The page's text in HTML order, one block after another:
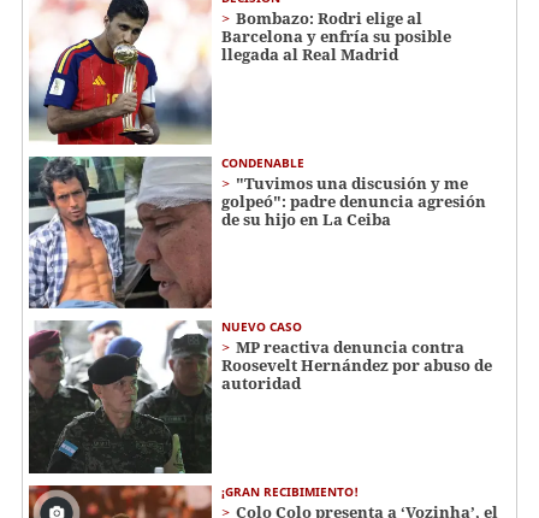
Bombazo: Rodri elige al
Barcelona y enfría su posible
llegada al Real Madrid
CONDENABLE
"Tuvimos una discusión y me
golpeó": padre denuncia agresión
de su hijo en La Ceiba
NUEVO CASO
MP reactiva denuncia contra
Roosevelt Hernández por abuso de
autoridad
¡GRAN RECIBIMIENTO!
Colo Colo presenta a ‘Vozinha’, el